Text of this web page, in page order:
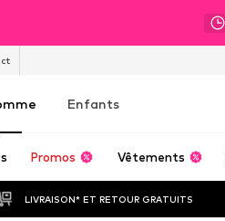
Enfants
Promos Vêtements
LIVRAISON* ET RETOUR GRATUITS